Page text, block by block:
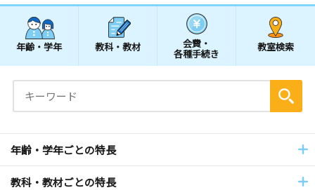
年齢・学年 教科・教材 会費・
各種手続き
教室検索
年齢・学年ごとの特長
教科・教材ごとの特長